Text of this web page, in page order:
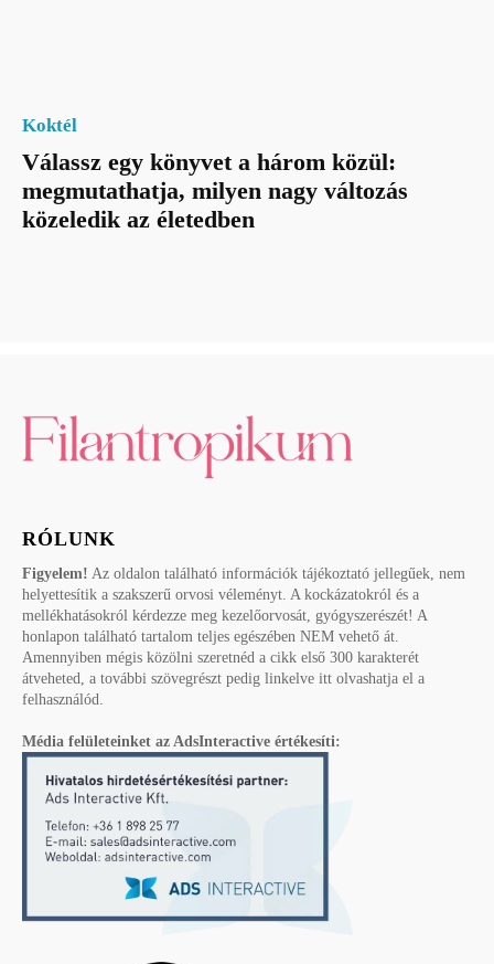
Koktél
Válassz egy könyvet a három közül:
megmutathatja, milyen nagy változás
közeledik az életedben
RÓLUNK
Figyelem! Az oldalon található információk tájékoztató jellegűek, nem
helyettesítik a szakszerű orvosi véleményt. A kockázatokról és a
mellékhatásokról kérdezze meg kezelőorvosát, gyógyszerészét! A
honlapon található tartalom teljes egészében NEM vehető át.
Amennyiben mégis közölni szeretnéd a cikk első 300 karakterét
átveheted, a további szövegrészt pedig linkelve itt olvashatja el a
felhasználód.
Média felületeinket az AdsInteractive értékesíti: